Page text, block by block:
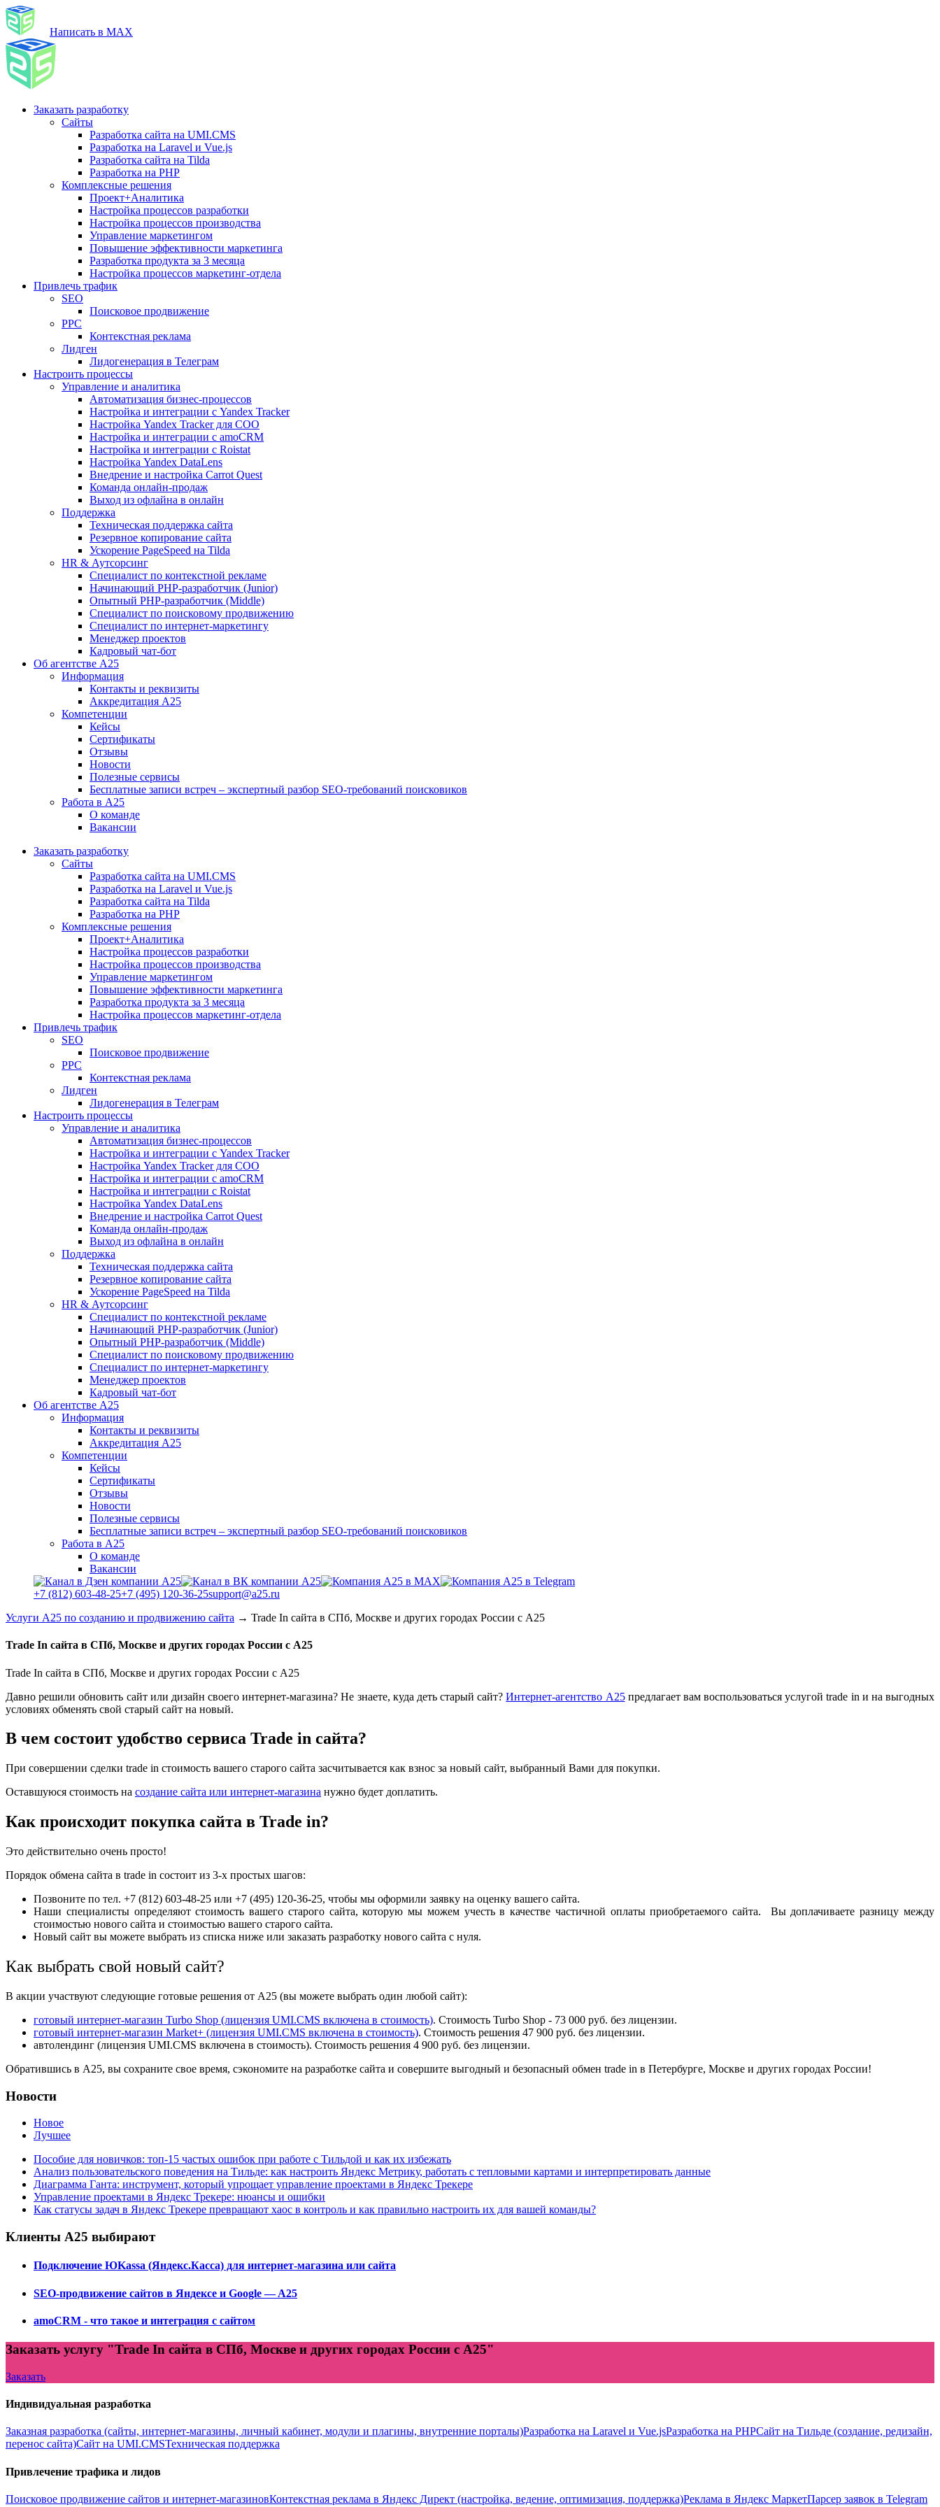
Написать в MAX
Заказать разработку
Сайты
Разработка сайта на UMI.CMS
Разработка на Laravel и Vue.js
Разработка сайта на Tilda
Разработка на PHP
Комплексные решения
Проект+Аналитика
Настройка процессов разработки
Настройка процессов производства
Управление маркетингом
Повышение эффективности маркетинга
Разработка продукта за 3 месяца
Настройка процессов маркетинг-отдела
Привлечь трафик
SEO
Поисковое продвижение
PPC
Контекстная реклама
Лидген
Лидогенерация в Телеграм
Настроить процессы
Управление и аналитика
Автоматизация бизнес-процессов
Настройка и интеграции с Yandex Tracker
Настройка Yandex Tracker для СОО
Настройка и интеграции с amoCRM
Настройка и интеграции с Roistat
Настройка Yandex DataLens
Внедрение и настройка Carrot Quest
Команда онлайн-продаж
Выход из офлайна в онлайн
Поддержка
Техническая поддержка сайта
Резервное копирование сайта
Ускорение PageSpeed на Tilda
HR & Аутсорсинг
Специалист по контекстной рекламе
Начинающий PHP-разработчик (Junior)
Опытный PHP-разработчик (Middle)
Специалист по поисковому продвижению
Специалист по интернет-маркетингу
Менеджер проектов
Кадровый чат-бот
Об агентстве А25
Информация
Контакты и реквизиты
Аккредитация А25
Компетенции
Кейсы
Сертификаты
Отзывы
Новости
Полезные сервисы
Бесплатные записи встреч – экспертный разбор SEO-требований поисковиков
Работа в А25
О команде
Вакансии
Заказать разработку
Сайты
Разработка сайта на UMI.CMS
Разработка на Laravel и Vue.js
Разработка сайта на Tilda
Разработка на PHP
Комплексные решения
Проект+Аналитика
Настройка процессов разработки
Настройка процессов производства
Управление маркетингом
Повышение эффективности маркетинга
Разработка продукта за 3 месяца
Настройка процессов маркетинг-отдела
Привлечь трафик
SEO
Поисковое продвижение
PPC
Контекстная реклама
Лидген
Лидогенерация в Телеграм
Настроить процессы
Управление и аналитика
Автоматизация бизнес-процессов
Настройка и интеграции с Yandex Tracker
Настройка Yandex Tracker для СОО
Настройка и интеграции с amoCRM
Настройка и интеграции с Roistat
Настройка Yandex DataLens
Внедрение и настройка Carrot Quest
Команда онлайн-продаж
Выход из офлайна в онлайн
Поддержка
Техническая поддержка сайта
Резервное копирование сайта
Ускорение PageSpeed на Tilda
HR & Аутсорсинг
Специалист по контекстной рекламе
Начинающий PHP-разработчик (Junior)
Опытный PHP-разработчик (Middle)
Специалист по поисковому продвижению
Специалист по интернет-маркетингу
Менеджер проектов
Кадровый чат-бот
Об агентстве А25
Информация
Контакты и реквизиты
Аккредитация А25
Компетенции
Кейсы
Сертификаты
Отзывы
Новости
Полезные сервисы
Бесплатные записи встреч – экспертный разбор SEO-требований поисковиков
Работа в А25
О команде
Вакансии
+7 (812) 603-48-25+7 (495) 120-36-25support@a25.ru
Услуги А25 по созданию и продвижению сайта → Trade In сайта в СПб, Москве и других городах России с А25
Trade In сайта в СПб, Москве и других городах России с А25
Trade In сайта в СПб, Москве и других городах России с А25
Давно решили обновить сайт или дизайн своего интернет-магазина? Не знаете, куда деть старый сайт?Интернет-агентство А25предлагает вам воспользоваться услугой trade in и на выгодных
условиях обменять свой старый сайт на новый.
В чем состоит удобство сервиса Trade in сайта?
При совершении сделки trade in стоимость вашего старого сайта засчитывается как взнос за новый сайт, выбранный Вами для покупки.
Оставшуюся стоимость на создание сайта или интернет-магазина нужно будет доплатить.
Как происходит покупка сайта в Trade in?
Это действительно очень просто!
Порядок обмена сайта в trade in состоит из 3-х простых шагов:
Позвоните по тел. +7 (812) 603-48-25 или +7 (495) 120-36-25, чтобы мы оформили заявку на оценку вашего сайта.
Наши специалисты определяют стоимость вашего старого сайта, которую мы можем учесть в качестве частичной оплаты приобретаемого сайта. Вы доплачиваете разницу между
стоимостью нового сайта и стоимостью вашего старого сайта.
Новый сайт вы можете выбрать из списка ниже или заказать разработку нового сайта с нуля.
Как выбрать свой новый сайт?
В акции участвуют следующие готовые решения от А25 (вы можете выбрать один любой сайт):
готовый интернет-магазин Turbo Shop (лицензия UMI.CMS включена в стоимость). Стоимость Turbo Shop - 73 000 руб. без лицензии.
готовый интернет-магазин Market+ (лицензия UMI.CMS включена в стоимость). Стоимость решения 47 900 руб. без лицензии.
автолендинг (лицензия UMI.CMS включена в стоимость). Стоимость решения 4 900 руб. без лицензии.
Обратившись в А25, вы сохраните свое время, сэкономите на разработке сайта и совершите выгодный и безопасный обмен trade in в Петербурге, Москве и других городах России!
Новости
Новое
Лучшее
Пособие для новичков: топ-15 частых ошибок при работе с Тильдой и как их избежать
Анализ пользовательского поведения на Тильде: как настроить Яндекс Метрику, работать с тепловыми картами и интерпретировать данные
Диаграмма Ганта: инструмент, который упрощает управление проектами в Яндекс Трекере
Управление проектами в Яндекс Трекере: нюансы и ошибки
Как статусы задач в Яндекс Трекере превращают хаос в контроль и как правильно настроить их для вашей команды?
Клиенты А25 выбирают
Подключение ЮKassa (Яндекс.Касса) для интернет-магазина или сайта
SEO-продвижение сайтов в Яндексе и Google — A25
amoCRM - что такое и интеграция с сайтом
Заказать услугу "Trade In сайта в СПб, Москве и других городах России с А25"
Заказать
Индивидуальная разработка
Заказная разработка (сайты, интернет-магазины, личный кабинет, модули и плагины, внутренние порталы)Разработка на Laravel и Vue.jsРазработка на PHPСайт на Тильде (создание, редизайн,
перенос сайта)Сайт на UMI.CMSТехническая поддержка
Привлечение трафика и лидов
Поисковое продвижение сайтов и интернет-магазиновКонтекстная реклама в Яндекс Директ (настройка, ведение, оптимизация, поддержка)Реклама в Яндекс МаркетПарсер заявок в Telegram